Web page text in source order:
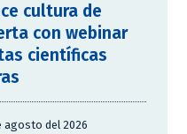
cultura de
con webinar
científicas
agosto del 2026